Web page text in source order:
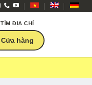
TÌM ĐỊA CHỈ
Cửa hàng